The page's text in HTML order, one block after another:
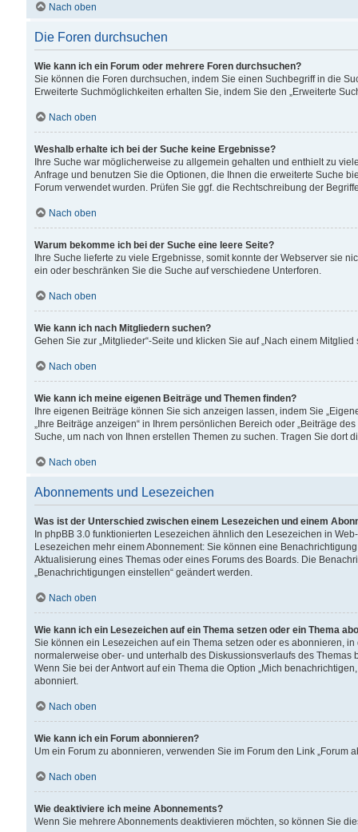
Nach oben
Die Foren durchsuchen
Wie kann ich ein Forum oder mehrere Foren durchsuchen?
Sie können die Foren durchsuchen, indem Sie einen Suchbegriff in die
Erweiterte Suchmöglichkeiten erhalten Sie, indem Sie den „Erweiterte
Nach oben
Weshalb erhalte ich bei der Suche keine Ergebnisse?
Ihre Suche war möglicherweise zu allgemein gehalten und enthielt zu
Anfrage und benutzen Sie die Optionen, die Ihnen die erweiterte Suche
Forum verwendet wurden. Prüfen Sie ggf. die Rechtschreibung der
Nach oben
Warum bekomme ich bei der Suche eine leere Seite?
Ihre Suche lieferte zu viele Ergebnisse, somit konnte der Webserver sie
ein oder beschränken Sie die Suche auf verschiedene Unterforen.
Nach oben
Wie kann ich nach Mitgliedern suchen?
Gehen Sie zur „Mitglieder“-Seite und klicken Sie auf „Nach einem Mitglied
Nach oben
Wie kann ich meine eigenen Beiträge und Themen finden?
Ihre eigenen Beiträge können Sie sich anzeigen lassen, indem Sie
„Ihre Beiträge anzeigen“ in Ihrem persönlichen Bereich oder „Beiträge
Suche, um nach von Ihnen erstellen Themen zu suchen. Tragen Sie dort
Nach oben
Abonnements und Lesezeichen
Was ist der Unterschied zwischen einem Lesezeichen und einem
In phpBB 3.0 funktionierten Lesezeichen ähnlich den Lesezeichen in
Lesezeichen mehr einem Abonnement: Sie können eine
Aktualisierung eines Themas oder eines Forums des Boards. Die
„Benachrichtigungen einstellen“ geändert werden.
Nach oben
Wie kann ich ein Lesezeichen auf ein Thema setzen oder ein Thema
Sie können ein Lesezeichen auf ein Thema setzen oder es abonnieren,
normalerweise ober- und unterhalb des Diskussionsverlaufs des Themas
Wenn Sie bei der Antwort auf ein Thema die Option „Mich
abonniert.
Nach oben
Wie kann ich ein Forum abonnieren?
Um ein Forum zu abonnieren, verwenden Sie im Forum den Link „Forum
Nach oben
Wie deaktiviere ich meine Abonnements?
Wenn Sie mehrere Abonnements deaktivieren möchten, so können Sie